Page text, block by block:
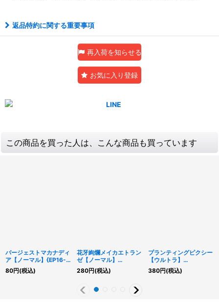
返品特約に関する重要事項
再入荷を知らせる
お気に入り登録
この商品を買った人は、こんな商品も買っています
バージェストマカナディ
ア【ノーマル】{EP16-
JP035}《罠》
80円(税込)
花牙絢爛メイカエトラン
ゼ【ノーマル】
{RD/B251-JP010}《RD
フュージョン》
280円(税込)
プランティングピクシー
【ウルトラ】
{RD/KP15-JP029}
《RDモンスター》
380円(税込)